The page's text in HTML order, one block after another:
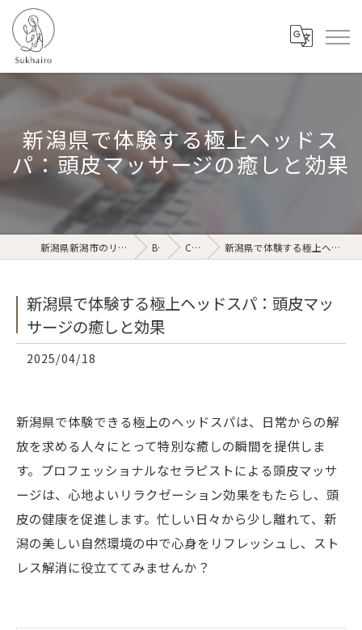
新潟県で体験する極上ヘッドス
パ：頭皮マッサージの癒しと効果
新潟県新潟市のリラクゼーションならSukhairo Blog Column 新潟県で体験する極上ヘッドスパ：頭皮マッサージの癒しと効果
新潟県で体験する極上ヘッドスパ：頭皮マッ
サージの癒しと効果
2025/04/18
新潟県で体験できる極上のヘッドスパは、日常からの解
放を求める人々にとって特別な癒しの瞬間を提供しま
す。プロフェッショナルなセラピストによる頭皮マッサ
ージは、心地よいリラクゼーション効果をもたらし、頭
皮の健康を促進します。忙しい日々から少し離れて、新
潟の美しい自然環境の中で心身をリフレッシュし、スト
レス解消に役立ててみませんか？